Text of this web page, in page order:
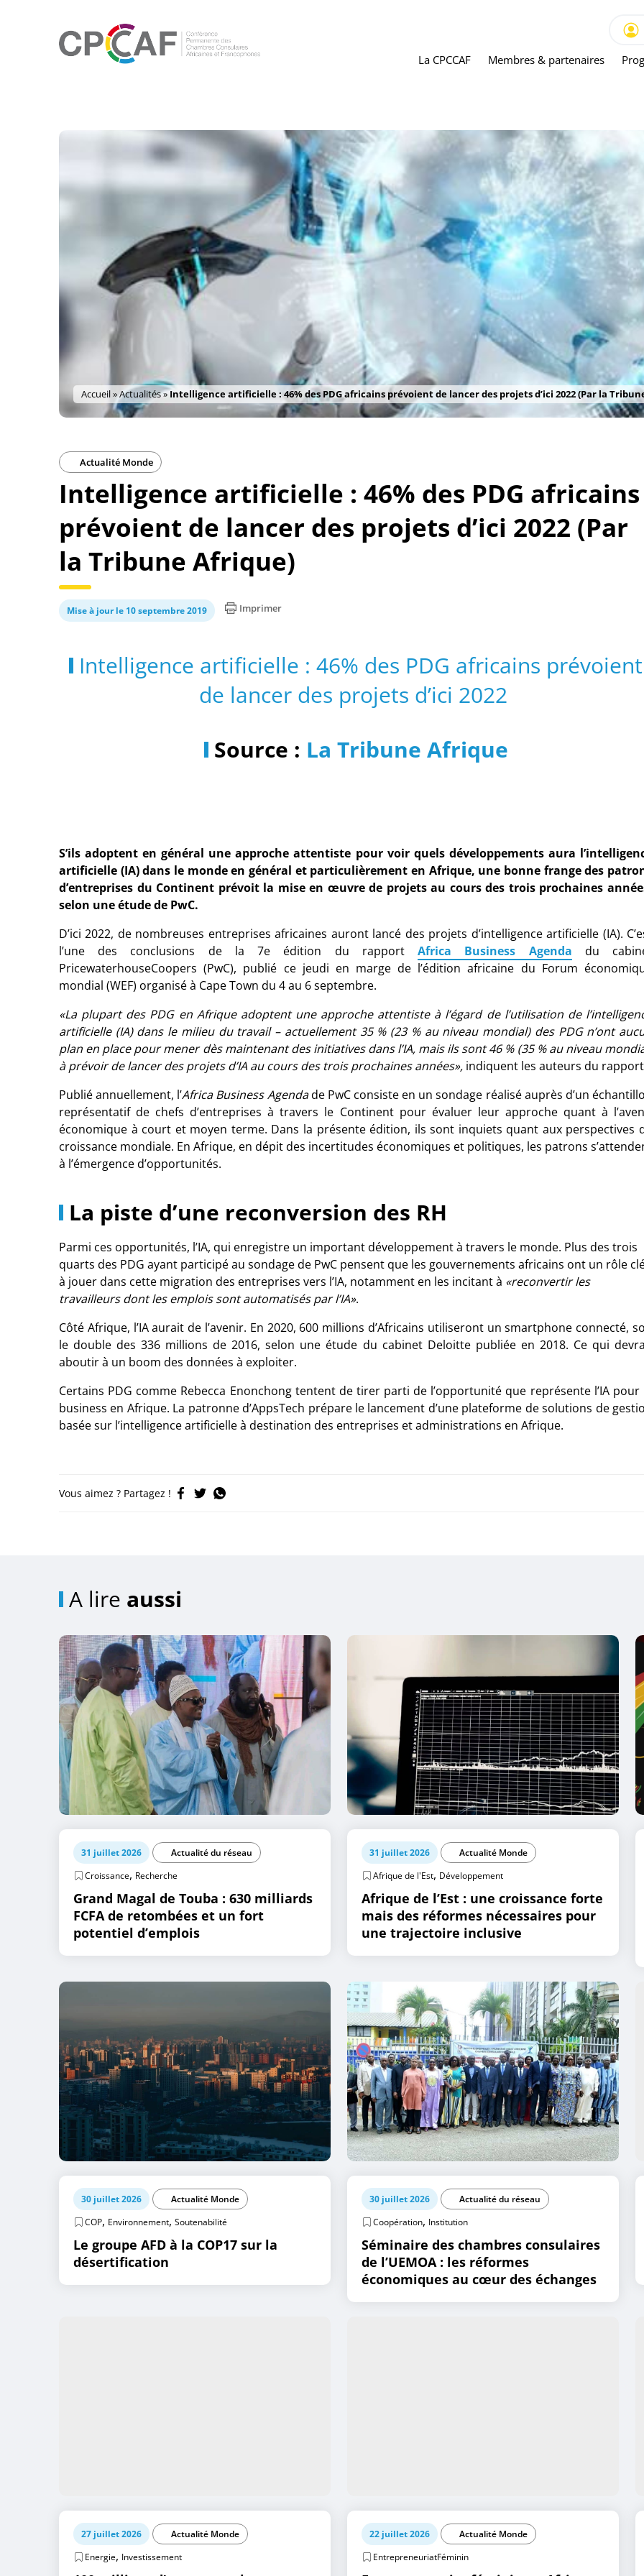
La CPCCAF Membres & partenaires
Accueil»Actualités»Intelligence artificielle : 46% des PDG africains prévoient de lancer des projets d’ici 2022 (Par la
Actualité Monde
Intelligence artificielle : 46% des PDG africains
prévoient de lancer des projets d’ici 2022 (Par
la Tribune Afrique)
Mise à jour le 10 septembre 2019 Imprimer
Intelligence artificielle : 46% des PDG africains prévoient
de lancer des projets d’ici 2022
Source : La Tribune Afrique
S’ils adoptent en général une approche attentiste pour voir quels développements aura
artificielle (IA) dans le monde en général et particulièrement en Afrique, une bonne frange des
d’entreprises du Continent prévoit la mise en œuvre de projets au cours des trois prochaines
selon une étude de PwC.
D’ici 2022, de nombreuses entreprises africaines auront lancé des projets d’intelligence artificielle (IA).
l’une des conclusions de la 7e édition du rapportAfrica Business Agenda
du
PricewaterhouseCoopers (PwC), publié ce jeudi en marge de l’édition africaine du Forum
mondial (WEF) organisé à Cape Town du 4 au 6 septembre.
«La plupart des PDG en Afrique adoptent une approche attentiste à l’égard de l’utilisation de
artificielle (IA) dans le milieu du travail – actuellement 35 % (23 % au niveau mondial) des PDG n’ont
plan en place pour mener dès maintenant des initiatives dans l’IA, mais ils sont 46 % (35 % au niveau
à prévoir de lancer des projets d’IA au cours des trois prochaines années», indiquent les auteurs du
Publié annuellement, l’Africa Business Agenda de PwC consiste en un sondage réalisé auprès d’un
représentatif de chefs d’entreprises à travers le Continent pour évaluer leur approche quant à
économique à court et moyen terme. Dans la présente édition, ils sont inquiets quant aux perspectives
croissance mondiale. En Afrique, en dépit des incertitudes économiques et politiques, les patrons
à l’émergence d’opportunités.
La piste d’une reconversion des RH
Parmi ces opportunités, l’IA, qui enregistre un important développement à travers le monde. Plus des trois
quarts des PDG ayant participé au sondage de PwC pensent que les gouvernements africains ont un rôle
à jouer dans cette migration des entreprises vers l’IA, notamment en les incitant à «reconvertir les
travailleurs dont les emplois sont automatisés par l’IA».
Côté Afrique, l’IA aurait de l’avenir. En 2020, 600 millions d’Africains utiliseront un smartphone connecté,
le double des 336 millions de 2016, selon une étude du cabinet Deloitte publiée en 2018. Ce qui
aboutir à un boom des données à exploiter.
Certains PDG comme Rebecca Enonchong tentent de tirer parti de l’opportunité que représente l’IA pour
business en Afrique. La patronne d’AppsTech prépare le lancement d’une plateforme de solutions de
basée sur l’intelligence artificielle à destination des entreprises et administrations en Afrique.
Vous aimez ? Partagez !
A lire aussi
31 juillet 2026
Actualité du réseau
Croissance, Recherche
Grand Magal de Touba : 630 milliards
FCFA de retombées et un fort
potentiel d’emplois
31 juillet 2026
Actualité Monde
Afrique de l'Est, Développement
Afrique de l’Est : une croissance forte
mais des réformes nécessaires pour
une trajectoire inclusive
30 juillet 2026
Actualité Monde
COP, Environnement, Soutenabilité
Le groupe AFD à la COP17 sur la
désertification
30 juillet 2026
Actualité du réseau
Coopération, Institution
Séminaire des chambres consulaires
de l’UEMOA : les réformes
économiques au cœur des échanges
27 juillet 2026
Actualité Monde
Energie, Investissement
22 juillet 2026
Actualité Monde
EntrepreneuriatFéminin